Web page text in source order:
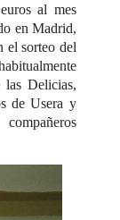
al mes
en Madrid,
el sorteo del
Delicias,
de Usera y